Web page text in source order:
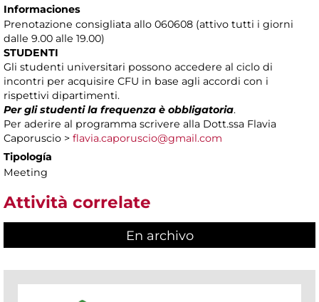
Informaciones
Prenotazione consigliata allo 060608 (attivo tutti i giorni
dalle 9.00 alle 19.00)
STUDENTI
Gli studenti universitari possono accedere al ciclo di
incontri per acquisire CFU in base agli accordi con i
rispettivi dipartimenti.
Per gli studenti la frequenza è obbligatoria.
Per aderire al programma scrivere alla Dott.ssa Flavia
Caporuscio > flavia.caporuscio@gmail.com
Tipología
Meeting
Attività correlate
En archivo